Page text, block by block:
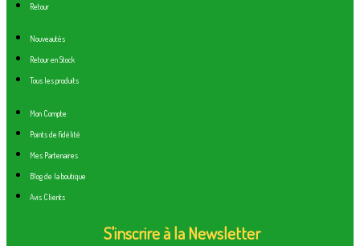
Retour
Nouveautés
Retour en Stock
Tous les produits
Mon Compte
Points de fidélité
Mes Partenaires
Blog de la boutique
Avis Clients
S'inscrire à la Newsletter